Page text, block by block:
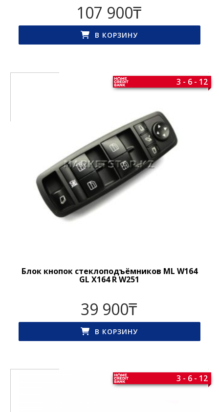
107 900₸
В КОРЗИНУ
Блок кнопок стеклоподъёмников ML W164
GL X164 R W251
3 - 6 - 12
39 900₸
В КОРЗИНУ
3 - 6 - 12